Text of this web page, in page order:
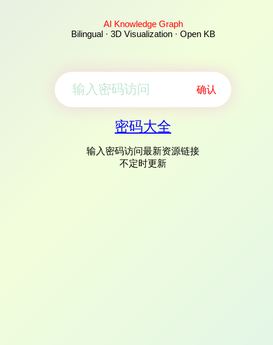
AI Knowledge Graph
Bilingual · 3D Visualization · Open KB
确认
密码大全
输入密码访问最新资源链接
不定时更新